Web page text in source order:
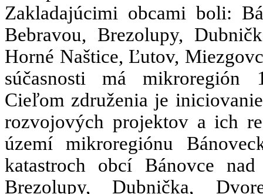
Zakladajúcimi obcami boli:
Bebravou, Brezolupy,
Horné Naštice, Ľutov,
súčasnosti má mikroregión
Cieľom združenia je
rozvojových projektov a ich
území mikroregiónu
katastroch obcí Bánovce nad
Brezolupy, Dubnička,